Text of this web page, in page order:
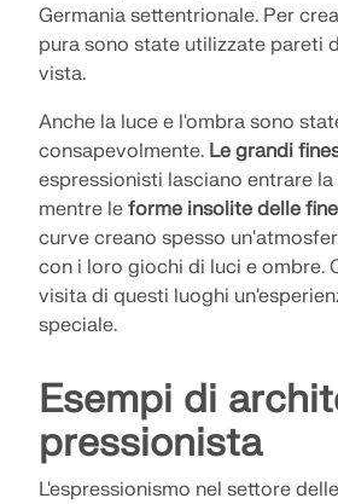
Geo-Zone Tool
per la rapida determinazione dei
delle velocità del vento e dei dati
VERIFICA DELLE ZONE DI CARICO
Germania settentrionale. Per
pura sono state utilizzate pareti
vista.
Anche la luce e l'ombra sono
consapevolmente. Le grandi
espressionisti lasciano entrare
mentre le forme insolite delle
curve creano spesso
con i loro giochi di luci e ombre.
visita di questi luoghi
speciale.
Esempi di
pressionista
L'espressionismo nel settore